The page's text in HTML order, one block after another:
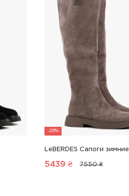
-28%
LeBERDES Сапоги зимние
5439 ₴ 7550 ₴